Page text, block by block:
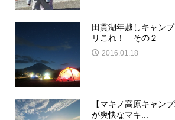
田貫湖年越しキャン
リこれ！ その２
2016.01.18
【マキノ高原キャン
が爽快なマキ...